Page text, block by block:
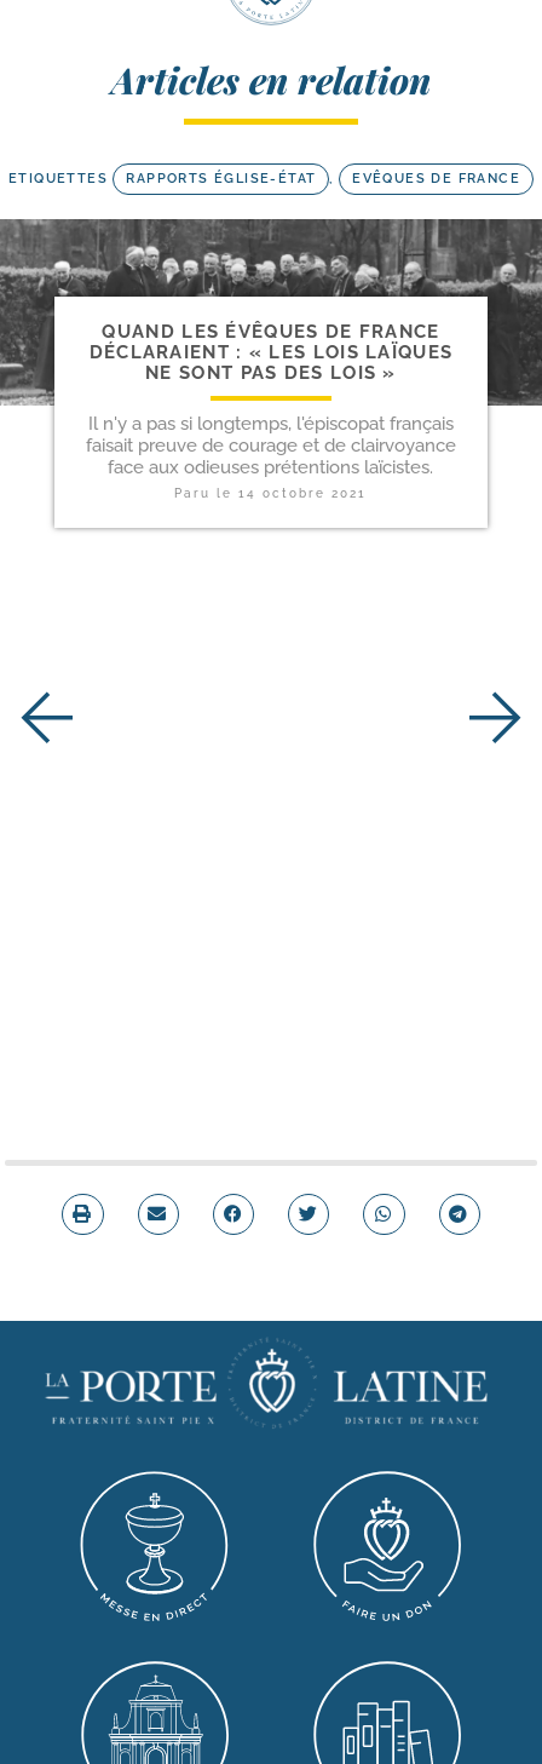
Articles en relation
ETIQUETTES RAPPORTS ÉGLISE-ÉTAT , EVÊQUES DE FRANCE
QUAND LES ÉVÊQUES DE FRANCE
DÉCLARAIENT : « LES LOIS LAÏQUES
NE SONT PAS DES LOIS »
Il n'y a pas si longtemps, l'épiscopat français
faisait preuve de courage et de clairvoyance
face aux odieuses prétentions laïcistes.
Paru le14 octobre 2021